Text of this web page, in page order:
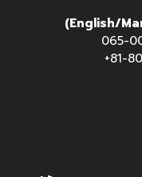
(English/
065-
+81-